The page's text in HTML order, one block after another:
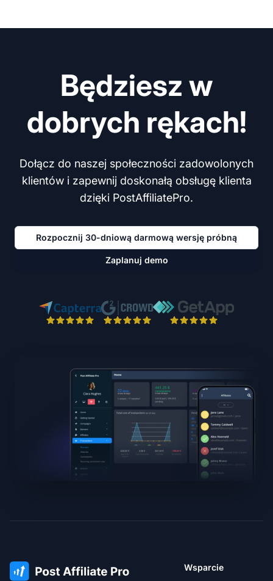
Będziesz w
dobrych rękach!
Dołącz do naszej społeczności zadowolonych
klientów i zapewnij doskonałą obsługę klienta
dzięki PostAffiliatePro.
Rozpocznij 30-dniową darmową wersję próbną
Zaplanuj demo
Wsparcie